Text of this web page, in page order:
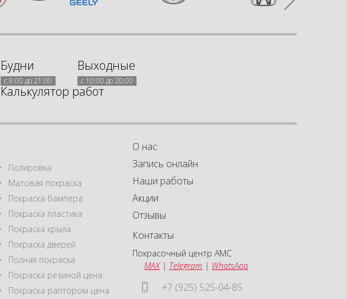
Будни
с 9:00 до 21:00
Выходные
с 10:00 до 20:00
Калькулятор работ
Полировка
Матовая покраска
Покраска бампера
Покраска пластика
Покраска крыла
Покраска дверей
Полная покраска
Покраска резиной цена
Покраска раптором цена
О нас
Запись онлайн
Наши работы
Акции
Отзывы
Контакты
Покрасочный центр АМС
MAX| Telegram | WhatsApp
+7 (925) 525-04-85